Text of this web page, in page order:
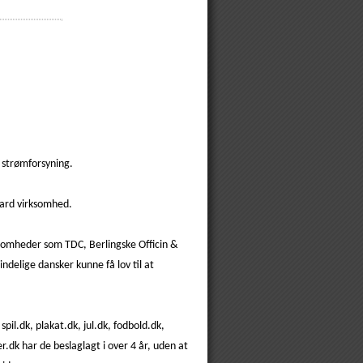
virksomhed.
som TDC, Berlingske Officin &
dansker kunne få lov til at
plakat.dk, jul.dk, fodbold.dk,
har de beslaglagt i over 4 år, uden at